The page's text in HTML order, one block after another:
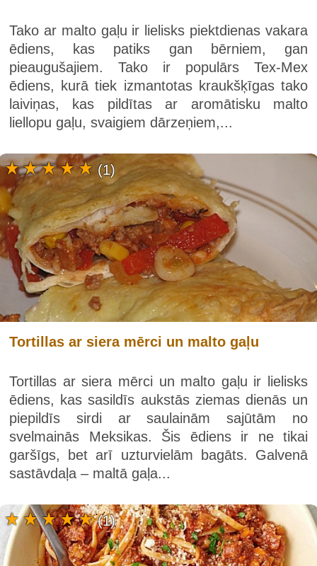
Tako ar malto gaļu ir lielisks piektdienas vakara
ēdiens, kas patiks gan bērniem, gan
pieaugušajiem. Tako ir populārs Tex-Mex
ēdiens, kurā tiek izmantotas kraukšķīgas tako
laiviņas, kas pildītas ar aromātisku malto
liellopu gaļu, svaigiem dārzeņiem,...
Tortillas ar siera mērci un malto gaļu
Tortillas ar siera mērci un malto gaļu ir lielisks
ēdiens, kas sasildīs aukstās ziemas dienās un
piepildīs sirdi ar saulainām sajūtām no
svelmainās Meksikas. Šis ēdiens ir ne tikai
garšīgs, bet arī uzturvielām bagāts. Galvenā
sastāvdaļa – maltā gaļa...
(1)
(1)